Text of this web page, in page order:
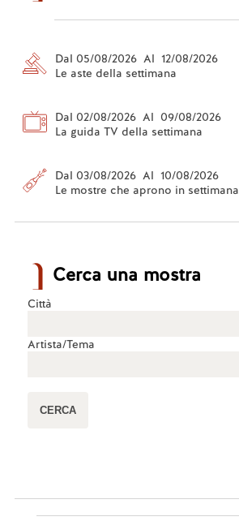
Dal 05/08/2026 Al 12/08/2026
Le aste della settimana
Dal 02/08/2026 Al 09/08/2026
La guida TV della settimana
Dal 03/08/2026 Al 10/08/2026
Le mostre che aprono in settimana
Cerca una mostra
Città
Artista/Tema